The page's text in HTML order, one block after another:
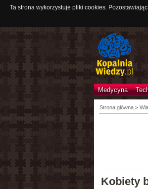
Ta strona wykorzystuje pliki cookies.
Medycyna
Strona główna>
Kobiety